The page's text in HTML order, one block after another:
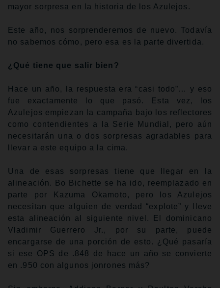
mayor sorpresa en la historia de los Azulejos.
Este año, nos sorprenderemos de nuevo. Todavía
no sabemos cómo, pero esa es la parte divertida.
¿Qué tiene que salir bien?
Hace un año, la respuesta era “casi todo”… y eso
fue exactamente lo que pasó. Esta vez, los
Azulejos empiezan la campaña bajo los reflectores
como contendientes a la Serie Mundial, pero aún
necesitarán una o dos sorpresas agradables para
llevar a este equipo a la cima.
Una de esas sorpresas tiene que llegar en la
alineación. Bo Bichette se ha ido, reemplazado en
parte por Kazuma Okamoto, pero los Azulejos
necesitan que alguien de verdad “explote” y lleve
esta alineación al siguiente nivel. El dominicano
Vladimir Guerrero Jr., por su parte, puede
encargarse de una porción de esto. ¿Qué pasaría
si ese OPS de .848 de hace un año se convierte
en .950 con algunos jonrones más?